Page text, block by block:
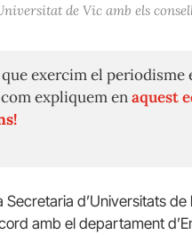
de Vic amb els
exercim el
expliquem enaquest
Secretaria d’Universitats
amb el departament